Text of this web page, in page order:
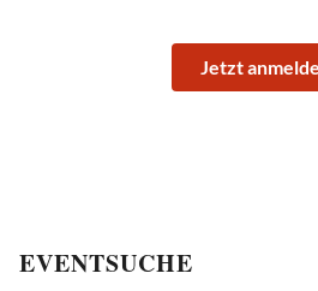
Jetzt
EVENTSUCHE